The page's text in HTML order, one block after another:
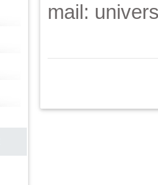
mail: